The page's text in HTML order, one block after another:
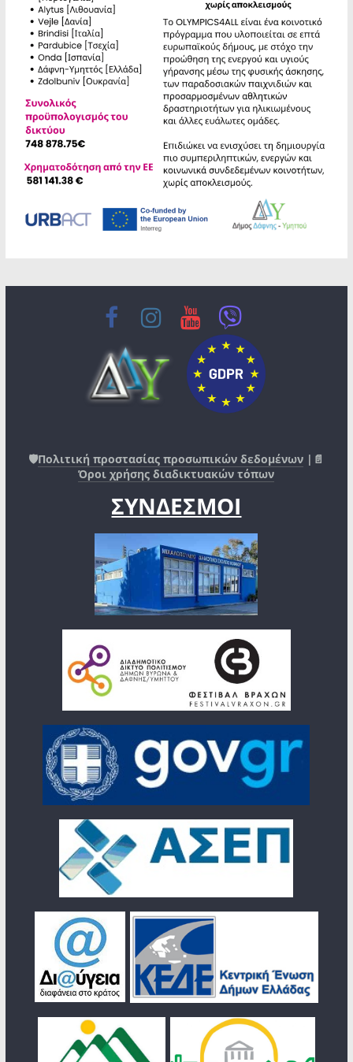
🛡️Πολιτική προστασίας προσωπικών δεδομένων |📄
Όροι χρήσης διαδικτυακών τόπων
ΣΥΝΔΕΣΜΟΙ